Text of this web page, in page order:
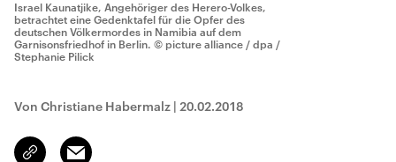
Israel Kaunatjike, Angehöriger des Herero-Volkes,
betrachtet eine Gedenktafel für die Opfer des
deutschen Völkermordes in Namibia auf dem
Garnisonsfriedhof in Berlin. © picture alliance / dpa /
Stephanie Pilick
Von Christiane Habermalz | 20.02.2018
Link
Email